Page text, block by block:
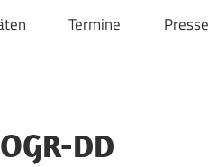
Termine Presse
DD